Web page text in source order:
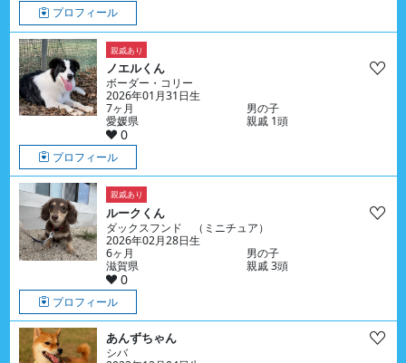
プロフィール
親戚あり
ノエルくん
ボーダー・コリー
2026年01月31日生
7ヶ月
男の子
愛媛県
親戚 1頭
0
プロフィール
親戚あり
ルークくん
ダックスフンド （ミニチュア）
2026年02月28日生
6ヶ月
男の子
滋賀県
親戚 3頭
0
プロフィール
あんずちゃん
シバ